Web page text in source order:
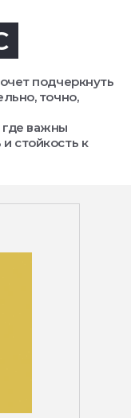
подчеркнуть
точно,
важны
стойкость к